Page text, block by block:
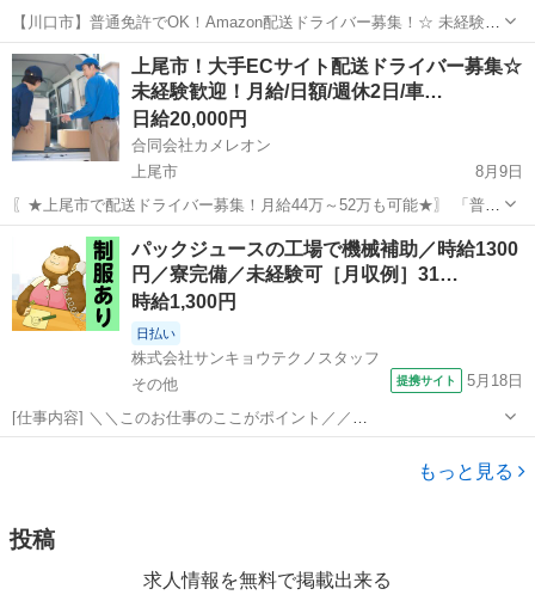
【川口市】普通免許でOK！Amazon配送ドライバー募集！☆ 未経験で
も安心の研修制度＆横乗り指導あり♪「軽作業」で身体への負担も少な
く、男女問わず活躍できる環境です！「週休2日」でプライベートも充
実！直行直帰も可能◎ 希...
埼玉 川口市 ドライバー Amazon
上尾市！大手ECサイト配送ドライバー募集☆
未経験歓迎！月給/日額/週休2日/車…
日給20,000円
合同会社カメレオン
上尾市
8月9日
〖★上尾市で配送ドライバー募集！月給44万～52万も可能★〗 「普通
免許」があれば、未経験・年齢・性別・学歴・職歴不問！大手ECサイ
トの配送で【安定収入】をゲット！日額2万円稼げるチャンス！【軽量
荷物】中心で負担も少なく、...
上尾市 ドライバー 積み込み
パックジュースの工場で機械補助／時給1300
円／寮完備／未経験可［月収例］31…
時給1,300円
日払い
株式会社サンキョウテクノスタッフ
その他
提携サイト 5月18日
[仕事内容] ＼＼このお仕事のここがポイント／／
━━━━━━━━━━━━━━━━━ ◎残業多めで月収30万円以上も
可能 ◎未経験OK！覚えやすいシンプル作業 ◎武蔵嵐山駅から送迎あ
もっと見る
投稿
求人情報を無料で掲載出来る